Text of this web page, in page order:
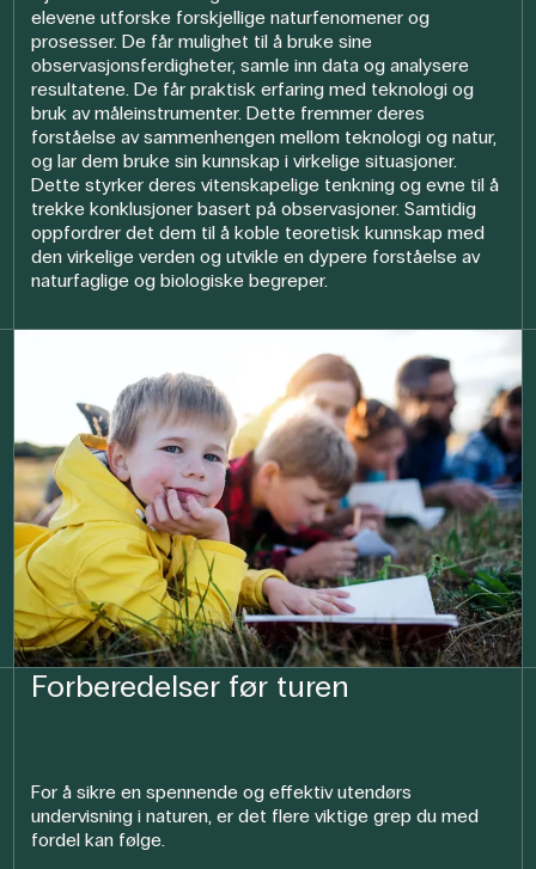
elevene utforske forskjellige naturfenomener og
prosesser. De får mulighet til å bruke sine
observasjonsferdigheter, samle inn data og analysere
resultatene. De får praktisk erfaring med teknologi og
bruk av måleinstrumenter. Dette fremmer deres
forståelse av sammenhengen mellom teknologi og natur,
og lar dem bruke sin kunnskap i virkelige situasjoner.
Dette styrker deres vitenskapelige tenkning og evne til å
trekke konklusjoner basert på observasjoner. Samtidig
oppfordrer det dem til å koble teoretisk kunnskap med
den virkelige verden og utvikle en dypere forståelse av
naturfaglige og biologiske begreper.
Forberedelser før turen
For å sikre en spennende og effektiv utendørs
undervisning i naturen, er det flere viktige grep du med
fordel kan følge.